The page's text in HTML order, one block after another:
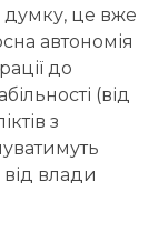
це вже
автономія
до
(від
з
влади